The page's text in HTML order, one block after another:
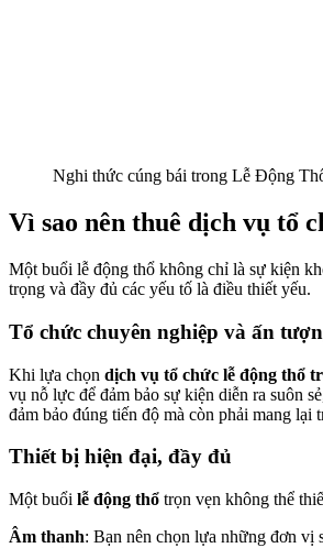
Nghi thức cúng bái trong Lễ Động
Vì sao nên thuê dịch vụ tổ
Một buổi lễ động thổ không chỉ là sự kiện
trọng và đầy đủ các yếu tố là điều thiết yếu.
Tổ chức chuyên nghiệp và ấn
Khi lựa chọn dịch vụ tổ chức lễ động thổ
vụ nỗ lực để đảm bảo sự kiện diễn ra suôn
đảm bảo đúng tiến độ mà còn phải mang lại
Thiết bị hiện đại, đầy đủ
Một buổi lễ động thổ trọn vẹn không thể
Âm thanh: Bạn nên chọn lựa những đơn vị